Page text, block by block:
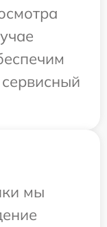
мы